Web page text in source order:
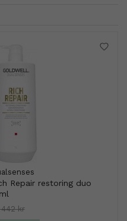
Repair restoring duo
442 kr